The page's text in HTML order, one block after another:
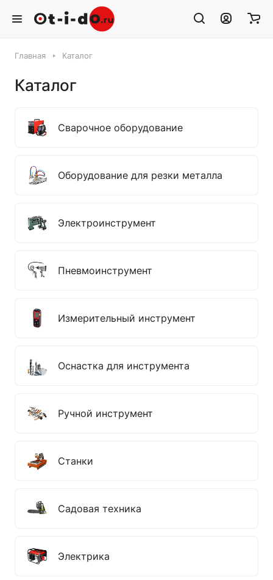
Главная Каталог
Каталог
Сварочное оборудование
Оборудование для резки металла
Электроинструмент
Пневмоинструмент
Измерительный инструмент
Оснастка для инструмента
Ручной инструмент
Станки
Садовая техника
Электрика